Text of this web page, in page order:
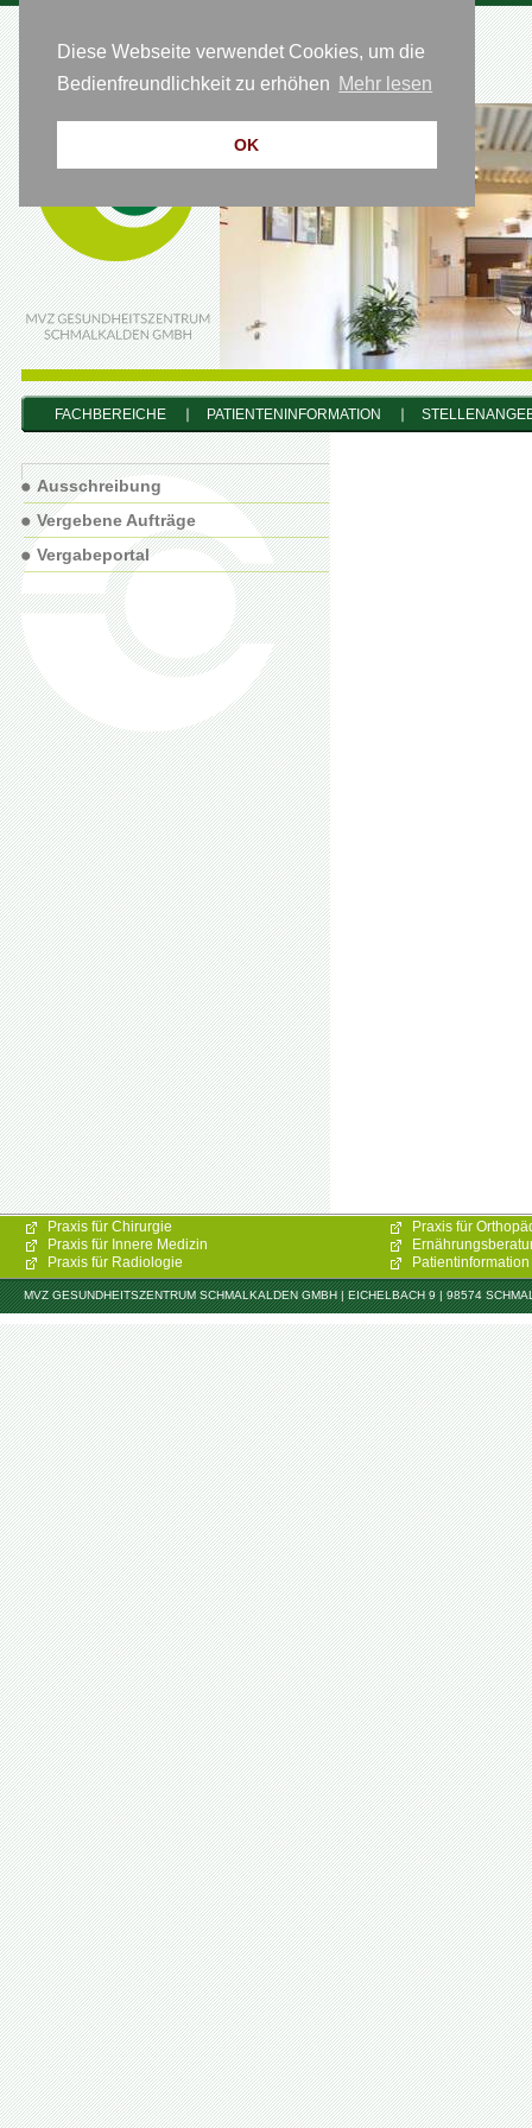
Diese Webseite verwendet Cookies, um die
Bedienfreundlichkeit zu erhöhen Mehr lesen
OK
HOTLINE 0 36 83 - 64 54 50
FACHBEREICHE PATIENTENINFORMATION
Ausschreibung
Vergebene Aufträge
Vergabeportal
Praxis für Chirurgie
Praxis für Innere Medizin
Praxis für Radiologie
Praxis für
Patientinformation
MVZ GESUNDHEITSZENTRUM SCHMALKALDEN GMBH | EICHELBACH 9 | 98574